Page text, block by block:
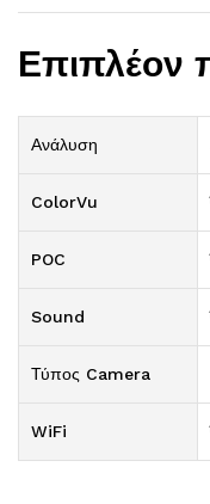
Επιπλέον
Ανάλυση
ColorVu
POC
Sound
Τύπος Camera
WiFi